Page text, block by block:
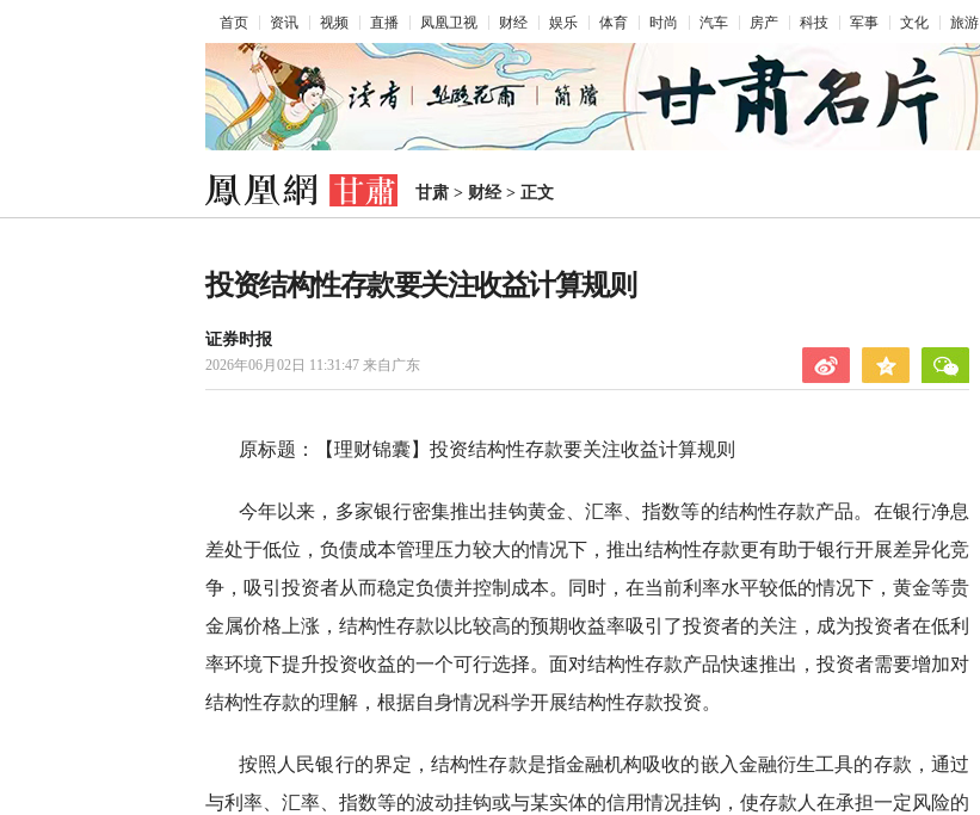
首页 资讯 视频 直播 凤凰卫视 财经 娱乐 体育 时尚 汽车 房产 科技 军事 文化 旅游
甘肃 > 财经> 正文
投资结构性存款要关注收益计算规则
证券时报
2026年06月02日 11:31:47 来自广东
原标题：【理财锦囊】投资结构性存款要关注收益计算规则
今年以来，多家银行密集推出挂钩黄金、汇率、指数等的结构性存款产品。在银行净息
差处于低位，负债成本管理压力较大的情况下，推出结构性存款更有助于银行开展差异化竞
争，吸引投资者从而稳定负债并控制成本。同时，在当前利率水平较低的情况下，黄金等贵
金属价格上涨，结构性存款以比较高的预期收益率吸引了投资者的关注，成为投资者在低利
率环境下提升投资收益的一个可行选择。面对结构性存款产品快速推出，投资者需要增加对
结构性存款的理解，根据自身情况科学开展结构性存款投资。
按照人民银行的界定，结构性存款是指金融机构吸收的嵌入金融衍生工具的存款，通过
与利率、汇率、指数等的波动挂钩或与某实体的信用情况挂钩，使存款人在承担一定风险的